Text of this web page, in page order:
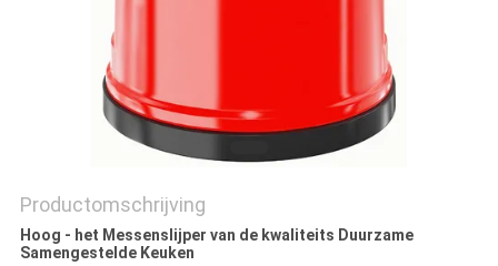
Productomschrijving
Hoog - het Messenslijper van de kwaliteits Duurzame
Samengestelde Keuken